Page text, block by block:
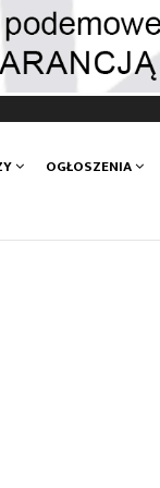
OGŁOSZENIA